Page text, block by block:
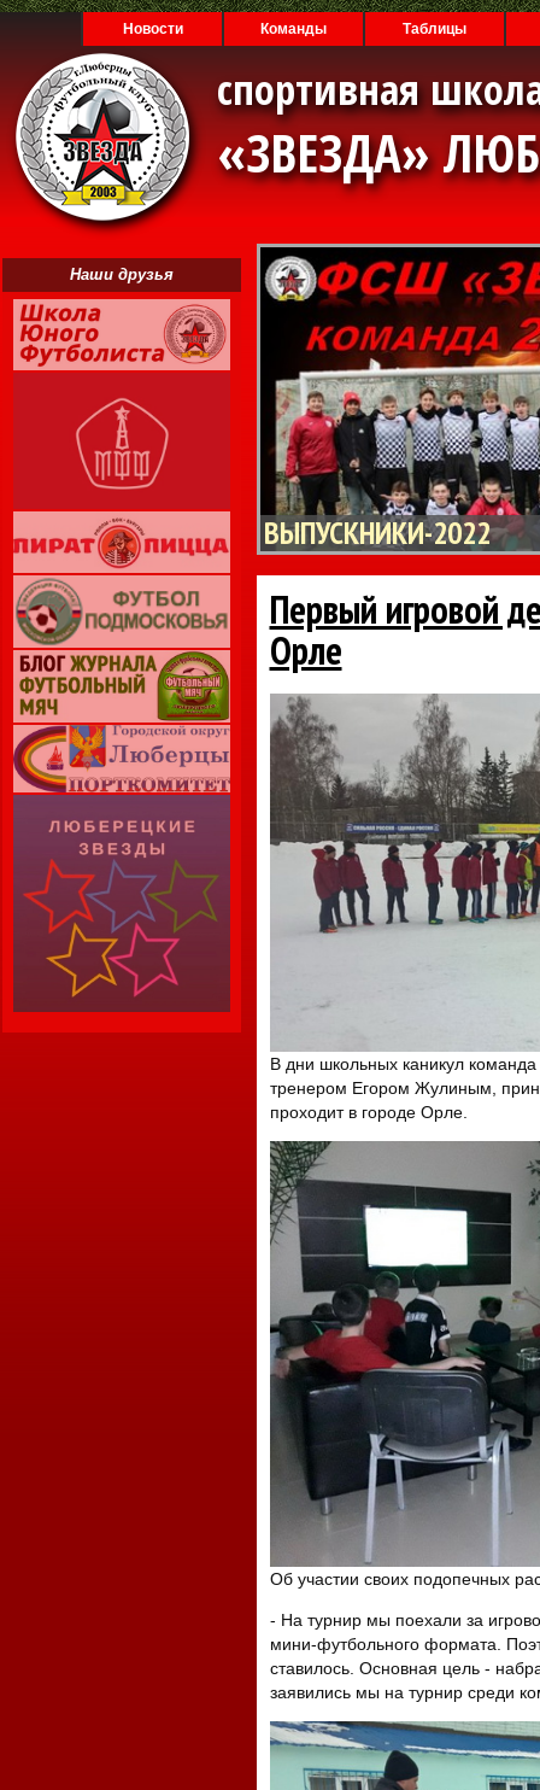
Новости Команды Таблицы
спортивная
«ЗВЕЗДА»
Наши друзья
ВЫПУСКНИКИ-2022
Первый игровой
Орле
В дни школьных каникул
тренером Егором Жулиным,
проходит в городе Орле.
Об участии своих подопечных
- На турнир мы поехали за
мини-футбольного формата.
ставилось. Основная цель -
заявились мы на турнир среди